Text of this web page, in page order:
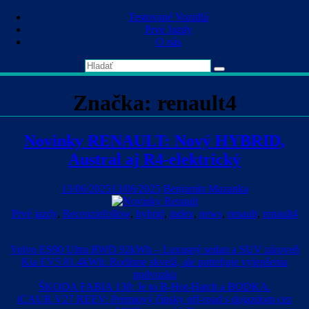
Skip
to
content
Testované Vozidlá
Prvé Jazdy
O nás
Značka: renault4
Novinky RENAULT: Nový HYBRID,
Austral aj R4-elektrický
13/06/202513/06/2025 Benjamin Mazanka
Prvé jazdy, Recenziefollow, hybrid, index, news, renault, renault4
Volvo ES90 Ultra RWD 92kWh – Luxusný sedan a SUV zároveň
Kia EV5 81.4kWh: Rodinne skvelá, ale potrebuje vylepšenia
podvozku
ŠKODA FABIA 130: Je to B-Hot-Hatch a BODKA.
iCAUR V27 REEV: Prémiový čínsky off-road s dojazdom cez